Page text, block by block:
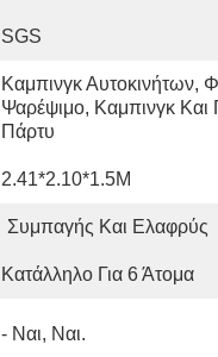
SGS
Καμπινγκ Αυτοκινήτων,
Ψαρέψιμο, Καμπινγκ Και
Πάρτυ
2.41*2.10*1.5M
Συμπαγής Και Ελαφρύς
Κατάλληλο Για 6 Άτομα
- Ναι, Ναι.